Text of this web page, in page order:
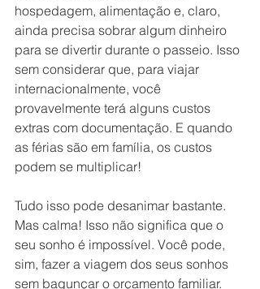
hospedagem, alimentação e, claro,
ainda precisa sobrar algum dinheiro
para se divertir durante o passeio. Isso
sem considerar que, para viajar
internacionalmente, você
provavelmente terá alguns custos
extras com documentação. E quando
as férias são em família, os custos
podem se multiplicar!
Tudo isso pode desanimar bastante.
Mas calma! Isso não significa que o
seu sonho é impossível. Você pode,
sim, fazer a viagem dos seus sonhos
sem bagunçar o orçamento familiar.